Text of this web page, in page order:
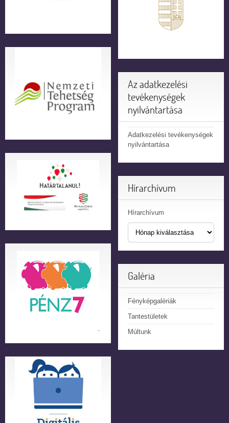
Az adatkezelési
tevékenységek
nyilvántartása
Adatkezelési tevékenységek
nyilvántartása
Hírarchívum
Hírarchívum
Galéria
Fényképgalériák
Tantestületek
Múltunk